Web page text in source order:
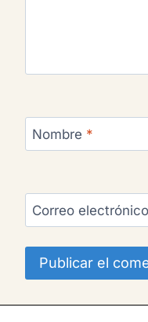
Nombre *
Correo electrónico